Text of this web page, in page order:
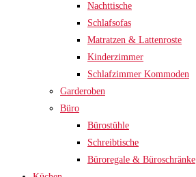
Nachttische
Schlafsofas
Matratzen & Lattenroste
Kinderzimmer
Schlafzimmer Kommoden
Garderoben
Büro
Bürostühle
Schreibtische
Büroregale & Büroschränke